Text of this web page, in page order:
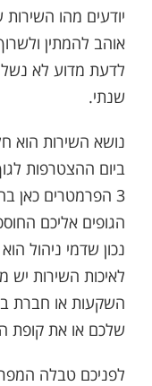
יודעים מהו השירות
אוהב להמתין
שנתי.
נושא השירות הוא
ביום ההצטרפות
3 הפרמטרים
הגופים אליכם
נכון שדמי ניהול
לאיכות השירות
השקעות או חברת
שלכם או את קופת